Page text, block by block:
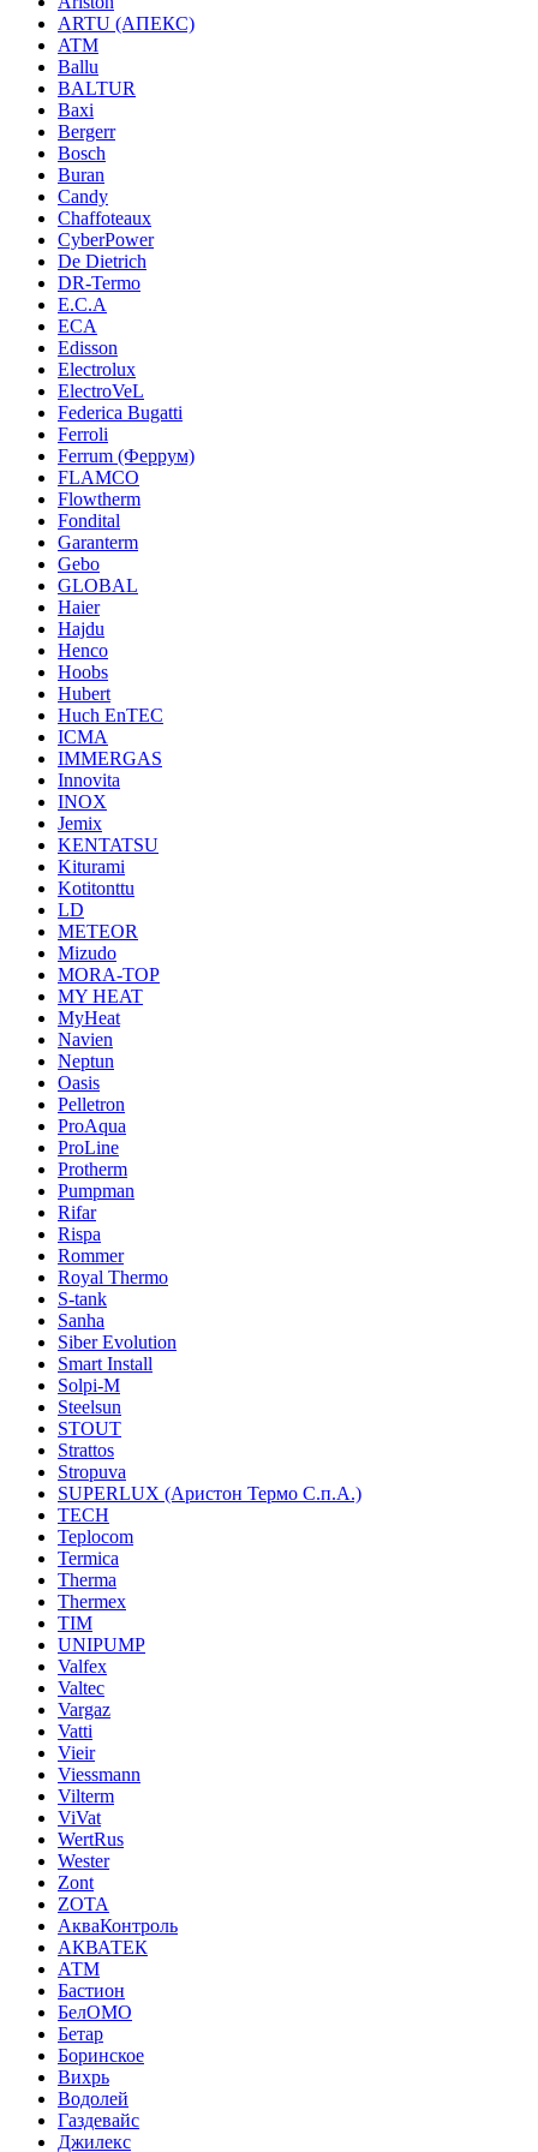
ARTU (АПЕКС)
ATM
Ballu
BALTUR
Baxi
Bergerr
Bosch
Buran
Candy
Chaffoteaux
CyberPower
De Dietrich
DR-Termo
E.C.A
ECA
Edisson
Electrolux
ElectroVeL
Federica Bugatti
Ferroli
Ferrum (Феррум)
FLAMCO
Flowtherm
Fondital
Garanterm
Gebo
GLOBAL
Haier
Hajdu
Henco
Hoobs
Hubert
Huch EnTEC
ICMA
IMMERGAS
Innovita
INOX
Jemix
KENTATSU
Kiturami
Kotitonttu
LD
METEOR
Mizudo
MORA-TOP
MY HEAT
MyHeat
Navien
Neptun
Oasis
Pelletron
ProAqua
ProLine
Protherm
Pumpman
Rifar
Rispa
Rommer
Royal Thermo
S-tank
Sanha
Siber Evolution
Smart Install
Solpi-M
Steelsun
STOUT
Strattos
Stropuva
SUPERLUX (Аристон Термо С.п.А.)
TECH
Teplocom
Termica
Therma
Thermex
TIM
UNIPUMP
Valfex
Valtec
Vargaz
Vatti
Vieir
Viessmann
Vilterm
ViVat
WertRus
Wester
Zont
ZOTA
АкваКонтроль
АКВАТЕК
АТМ
Бастион
БелОМО
Бетар
Боринское
Вихрь
Водолей
Газдевайс
Джилекс